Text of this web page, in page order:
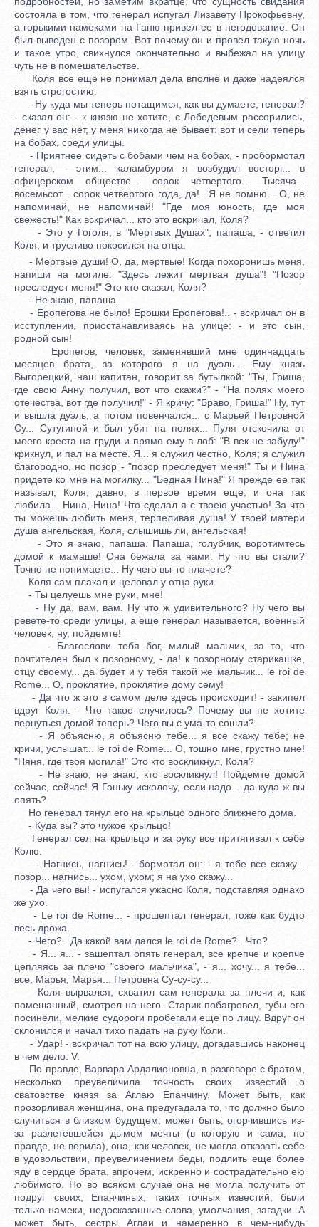
состояла в том, что генерал испугал Лизавету Прокофьевну,
а горькими намеками на Ганю привел ее в негодование. Он
был выведен с позором. Вот почему он и провел такую ночь
и такое утро, свихнулся окончательно и выбежал на улицу
чуть не в помешательстве.
Коля все еще не понимал дела вполне и даже надеялся
взять строгостию.
- Ну куда мы теперь потащимся, как вы думаете, генерал?
- сказал он: - к князю не хотите, с Лебедевым рассорились,
денег у вас нет, у меня никогда не бывает: вот и сели теперь
на бобах, среди улицы.
- Приятнее сидеть с бобами чем на бобах, - пробормотал
генерал, - этим... каламбуром я возбудил восторг... в
офицерском обществе... сорок четвертого... Тысяча...
восемьсот... сорок четвертого года, да!.. Я не помню... О, не
напоминай, не напоминай! "Где моя юность, где моя
свежесть!" Как вскричал... кто это вскричал, Коля?
- Это у Гоголя, в "Мертвых Душах", папаша, - ответил
Коля, и трусливо покосился на отца.
- Мертвые души! О, да, мертвые! Когда похоронишь меня,
напиши на могиле: "Здесь лежит мертвая душа"! "Позор
преследует меня!" Это кто сказал, Коля?
- Не знаю, папаша.
- Еропегова не было! Ерошки Еропегова!.. - вскричал он в
исступлении, приостанавливаясь на улице: - и это сын,
родной сын!
Еропегов, человек, заменявший мне одиннадцать
месяцев брата, за которого я на дуэль... Ему князь
Выгорецкий, наш капитан, говорит за бутылкой: "Ты, Гриша,
где свою Анну получил, вот что скажи?" - "На полях моего
отечества, вот где получил!" - Я кричу: "Браво, Гриша!" Ну, тут
и вышла дуэль, а потом повенчался... с Марьей Петровной
Су... Сутугиной и был убит на полях... Пуля отскочила от
моего креста на груди и прямо ему в лоб: "В век не забуду!"
крикнул, и пал на месте. Я... я служил честно, Коля; я служил
благородно, но позор - "позор преследует меня!" Ты и Нина
придете ко мне на могилку... "Бедная Нина!" Я прежде ее так
называл, Коля, давно, в первое время еще, и она так
любила... Нина, Нина! Что сделал я с твоею участью! За что
ты можешь любить меня, терпеливая душа! У твоей матери
душа ангельская, Коля, слышишь ли, ангельская!
- Это я знаю, папаша. Папаша, голубчик, воротимтесь
домой к мамаше! Она бежала за нами. Ну что вы стали?
Точно не понимаете... Ну чего вы-то плачете?
Коля сам плакал и целовал у отца руки.
- Ты целуешь мне руки, мне!
- Ну да, вам, вам. Ну что ж удивительного? Ну чего вы
ревете-то среди улицы, а еще генерал называется, военный
человек, ну, пойдемте!
- Благослови тебя бог, милый мальчик, за то, что
почтителен был к позорному, - да! к позорному старикашке,
отцу своему... да будет и у тебя такой же мальчик... le roi de
Rome... О, проклятие, проклятие дому сему!
- Да что ж это в самом деле здесь происходит! - закипел
вдруг Коля. - Что такое случилось? Почему вы не хотите
вернуться домой теперь? Чего вы с ума-то сошли?
- Я объясню, я объясню тебе... я все скажу тебе; не
кричи, услышат... le roi de Rome... О, тошно мне, грустно мне!
"Няня, где твоя могила!" Это кто воскликнул, Коля?
- Не знаю, не знаю, кто воскликнул! Пойдемте домой
сейчас, сейчас! Я Ганьку исколочу, если надо... да куда ж вы
опять?
Но генерал тянул его на крыльцо одного ближнего дома.
- Куда вы? это чужое крыльцо!
Генерал сел на крыльцо и за руку все притягивал к себе
Колю.
- Нагнись, нагнись! - бормотал он: - я тебе все скажу...
позор... нагнись... ухом, ухом; я на ухо скажу...
- Да чего вы! - испугался ужасно Коля, подставляя однако
же ухо.
- Le roi de Rome... - прошептал генерал, тоже как будто
весь дрожа.
- Чего?.. Да какой вам дался le roi de Rome?.. Что?
- Я... я... - зашептал опять генерал, все крепче и крепче
цепляясь за плечо "своего мальчика", - я... хочу... я тебе...
все, Марья, Марья... Петровна Су-су-су...
Коля вырвался, схватил сам генерала за плечи и, как
помешанный, смотрел на него. Старик побагровел, губы его
посинели, мелкие судороги пробегали еще по лицу. Вдруг он
склонился и начал тихо падать на руку Коли.
- Удар! - вскричал тот на всю улицу, догадавшись наконец
в чем дело. V.
По правде, Варвара Ардалионовна, в разговоре с братом,
несколько преувеличила точность своих известий о
сватовстве князя за Аглаю Епанчину. Может быть, как
прозорливая женщина, она предугадала то, что должно было
случиться в близком будущем; может быть, огорчившись из-
за разлетевшейся дымом мечты (в которую и сама, по
правде, не верила), она, как человек, не могла отказать себе
в удовольствии, преувеличением беды, подлить еще более
яду в сердце брата, впрочем, искренно и сострадательно ею
любимого. Но во всяком случае она не могла получить от
подруг своих, Епанчиных, таких точных известий; были
только намеки, недосказанные слова, умолчания, загадки. А
может быть, сестры Аглаи и намеренно в чем-нибудь